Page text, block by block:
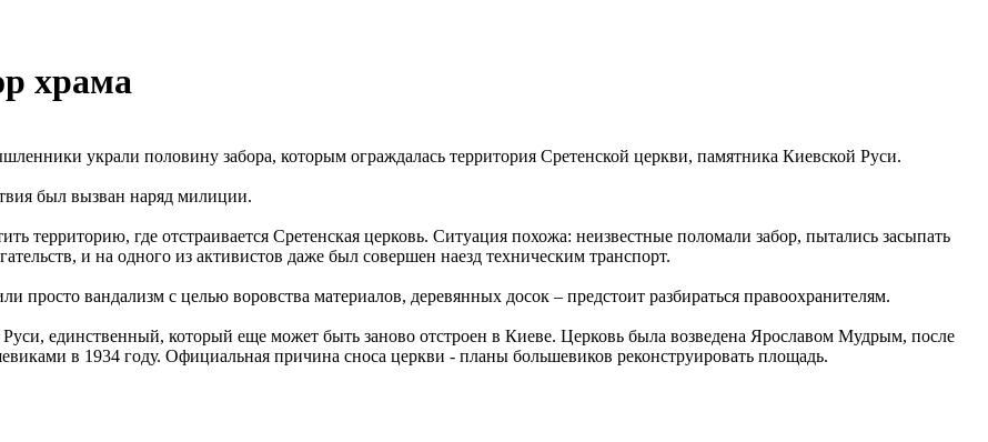
храма
украли половину забора, которым ограждалась территория Сретенской церкви, памятника Киевской Руси.
был вызван наряд милиции.
территорию, где отстраивается Сретенская церковь. Ситуация похожа: неизвестные поломали забор, пытались засыпать
и на одного из активистов даже был совершен наезд техническим транспорт.
просто вандализм с целью воровства материалов, деревянных досок – предстоит разбираться правоохранителям.
единственный, который еще может быть заново отстроен в Киеве. Церковь была возведена Ярославом Мудрым, после
в 1934 году. Официальная причина сноса церкви - планы большевиков реконструировать площадь.